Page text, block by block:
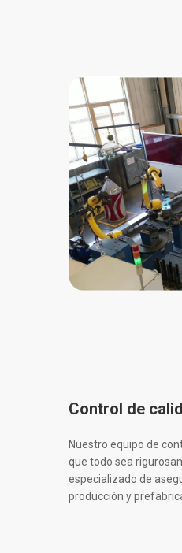
Control de
Nuestro equipo de
que todo sea
especializado de
producción y